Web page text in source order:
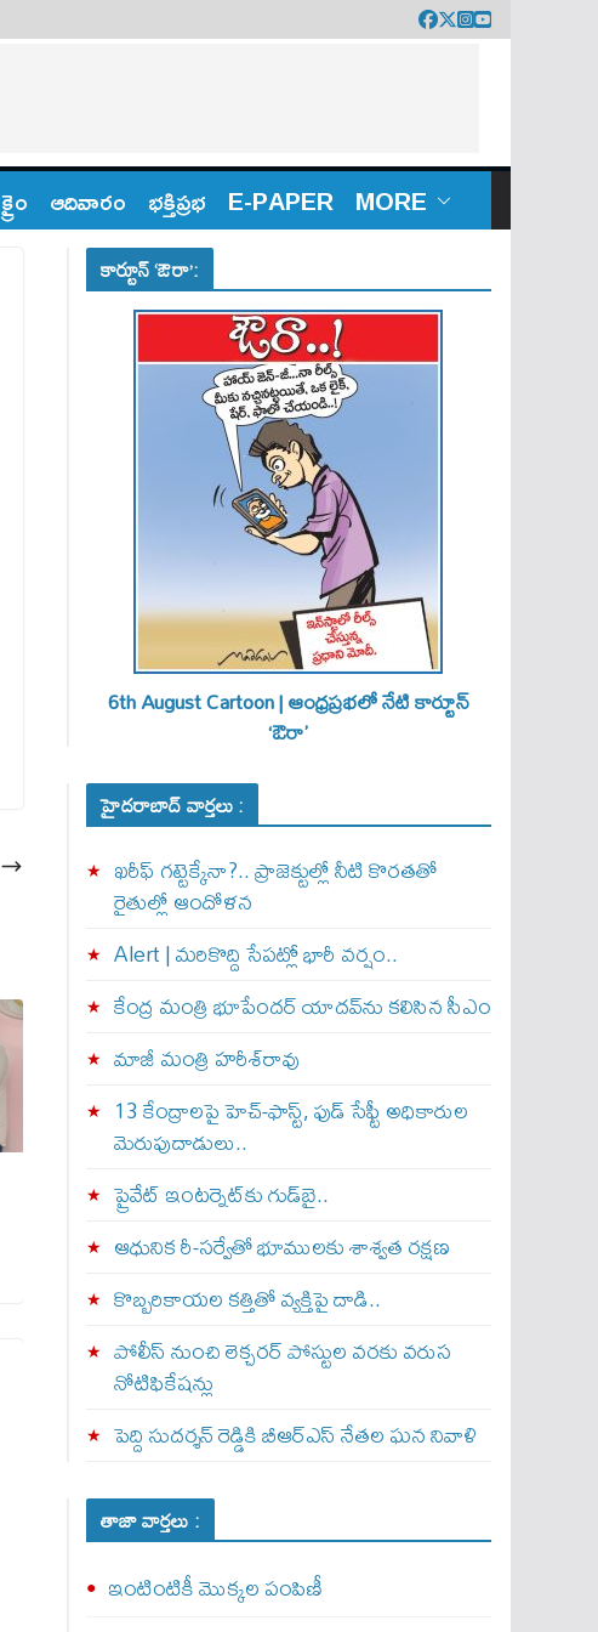
క్రైం ఆదివారం భక్తిప్రభ E-PAPER MORE
కార్టూన్ ‘ఔరా’:
6th August Cartoon | ఆంధ్రప్రభలో నేటి కార్టూన్
‘ఔరా’
హైదరాబాద్ వార్తలు :
ఖరీఫ్ గట్టెక్కేనా?.. ప్రాజెక్టుల్లో నీటి కొరతతో
రైతుల్లో ఆందోళన
Alert | మ‌రికొద్ది సేప‌ట్లో భారీ వ‌ర్షం..
కేంద్ర మంత్రి భూపేందర్ యాదవ్‌ను కలిసిన సీఎం
మాజీ మంత్రి హరీశ్‌రావు
13 కేంద్రాలపై హెచ్-ఫాస్ట్, ఫుడ్ సేఫ్టీ అధికారుల
మెరుపుదాడులు..
ప్రైవేట్‌ ఇంటర్నెట్‌కు గుడ్‌బై..
ఆధునిక రీ-సర్వేతో భూములకు శాశ్వత రక్షణ
కొబ్బరికాయల కత్తితో వ్యక్తిపై దాడి..
పోలీస్ నుంచి లెక్చరర్ పోస్టుల వరకు వరుస
నోటిఫికేషన్లు
పెద్ది సుదర్శన్ రెడ్డికి బీఆర్‌ఎస్ నేతల ఘన నివాళి
తాజా వార్తలు :
ఇంటింటికీ మొక్కల పంపిణీ